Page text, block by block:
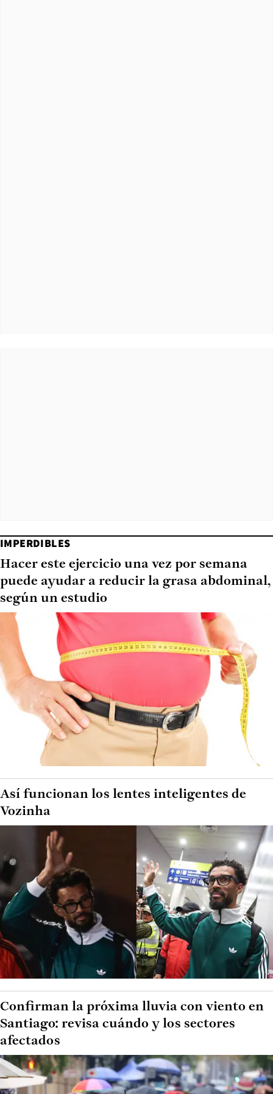
IMPERDIBLES
Hacer este ejercicio una vez por semana
puede ayudar a reducir la grasa abdominal,
según un estudio
Así funcionan los lentes inteligentes de
Vozinha
Confirman la próxima lluvia con viento en
Santiago: revisa cuándo y los sectores
afectados